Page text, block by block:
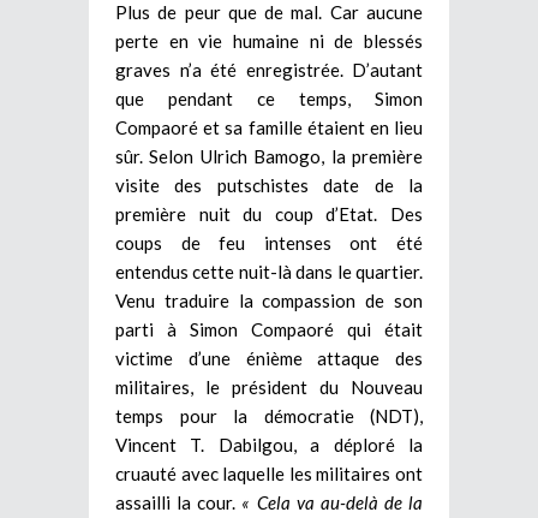
Plus de peur que de mal. Car aucune
perte en vie humaine ni de blessés
graves n’a été enregistrée. D’autant
que pendant ce temps, Simon
Compaoré et sa famille étaient en lieu
sûr. Selon Ulrich Bamogo, la première
visite des putschistes date de la
première nuit du coup d’Etat. Des
coups de feu intenses ont été
entendus cette nuit-là dans le quartier.
Venu traduire la compassion de son
parti à Simon Compaoré qui était
victime d’une énième attaque des
militaires, le président du Nouveau
temps pour la démocratie (NDT),
Vincent T. Dabilgou, a déploré la
cruauté avec laquelle les militaires ont
assailli la cour. « Cela va au-delà de la